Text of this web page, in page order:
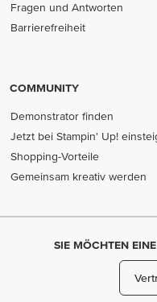
Fragen und Antworten
Barrierefreiheit
COMMUNITY
Demonstrator finden
Jetzt bei Stampin' Up!
Shopping-Vorteile
Gemeinsam kreativ werden
SIE MÖCHTEN